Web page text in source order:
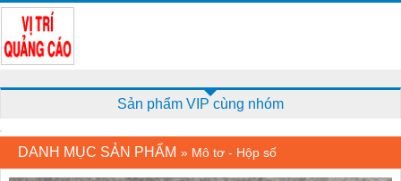
Sản phẩm VIP cùng nhóm
DANH MỤC SẢN PHẨM » Mô tơ - Hộp số